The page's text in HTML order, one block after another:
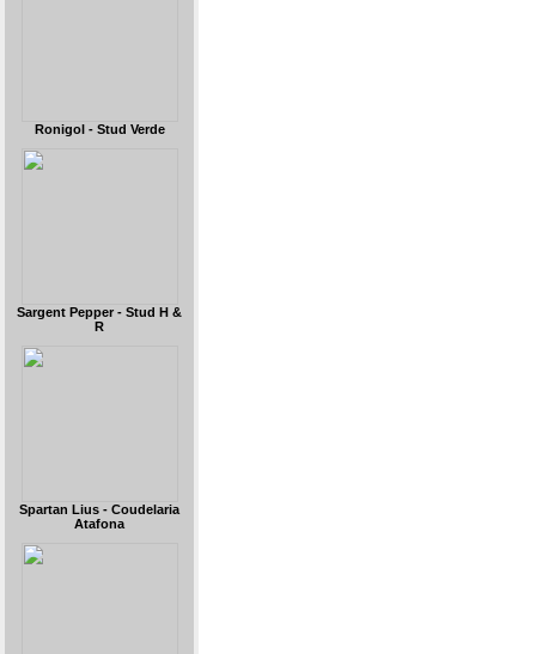
Ronigol - Stud Verde
Sargent Pepper - Stud H &
R
Spartan Lius - Coudelaria
Atafona